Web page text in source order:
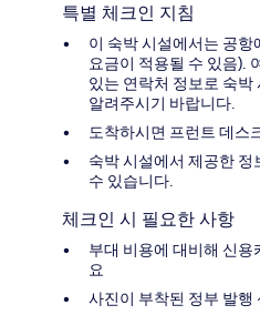
특별 체크인 지침
이 숙박 시설에서는 공
요금이 적용될 수 있음).
있는 연락처 정보로 숙
알려주시기 바랍니다.
도착하시면 프런트 데스
숙박 시설에서 제공한
수 있습니다.
체크인 시 필요한 사항
부대 비용에 대비해 신용
요
사진이 부착된 정부 발행